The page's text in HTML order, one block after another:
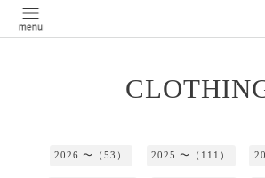
2026 〜（53） 2025 〜（111）